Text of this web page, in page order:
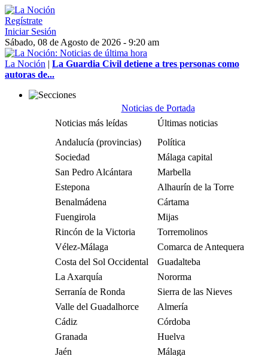
Regístrate
Iniciar Sesión
Sábado, 08 de Agosto de 2026 - 9:20 am
La Noción | La Guardia Civil detiene a tres personas como
autoras de...
Noticias de Portada
Noticias más leídas
Últimas noticias
Andalucía (provincias)
Política
Sociedad
Málaga capital
San Pedro Alcántara
Marbella
Estepona
Alhaurín de la Torre
Benalmádena
Cártama
Fuengirola
Mijas
Rincón de la Victoria
Torremolinos
Vélez-Málaga
Comarca de Antequera
Costa del Sol Occidental
Guadalteba
La Axarquía
Nororma
Serranía de Ronda
Sierra de las Nieves
Valle del Guadalhorce
Almería
Cádiz
Córdoba
Granada
Huelva
Jaén
Málaga